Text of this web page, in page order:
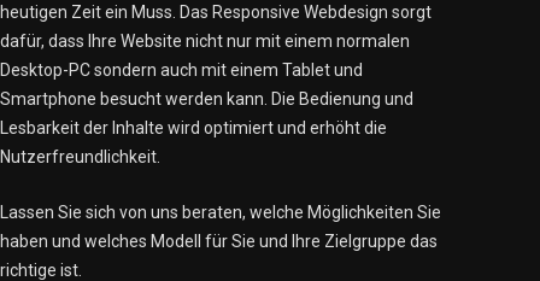
heutigen Zeit ein Muss. Das Responsive Webdesign sorgt
dafür, dass Ihre Website nicht nur mit einem normalen
Desktop-PC sondern auch mit einem Tablet und
Smartphone besucht werden kann. Die Bedienung und
Lesbarkeit der Inhalte wird optimiert und erhöht die
Nutzerfreundlichkeit.
Lassen Sie sich von uns beraten, welche Möglichkeiten Sie
haben und welches Modell für Sie und Ihre Zielgruppe das
richtige ist.